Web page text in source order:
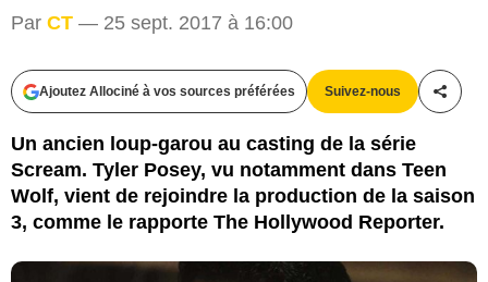
Par CT — 25 sept. 2017 à 16:00
Ajoutez Allociné à vos sources préférées Suivez-nous
Un ancien loup-garou au casting de la série
Scream. Tyler Posey, vu notamment dans Teen
Wolf, vient de rejoindre la production de la saison
3, comme le rapporte The Hollywood Reporter.
MTV Networks